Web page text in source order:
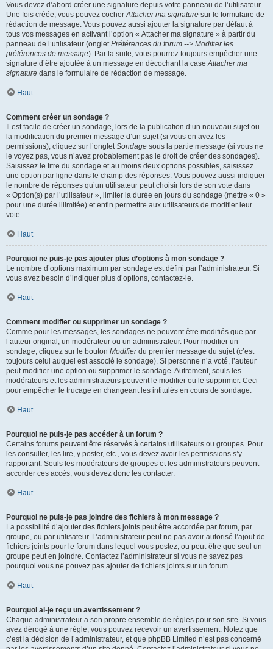
Vous devez d’abord créer une signature depuis votre panneau de l’utilisateur.
Une fois créée, vous pouvez cocherAttacher ma signature sur le formulaire de
rédaction de message. Vous pouvez aussi ajouter la signature par défaut à
tous vos messages en activant l’option « Attacher ma signature » à partir du
panneau de l’utilisateur (ongletPréférences du forum --> Modifier les
préférences de message). Par la suite, vous pourrez toujours empêcher une
signature d’être ajoutée à un message en décochant la caseAttacher ma
signature dans le formulaire de rédaction de message.
Haut
Comment créer un sondage ?
Il est facile de créer un sondage, lors de la publication d’un nouveau sujet ou
la modification du premier message d’un sujet (si vous en avez les
permissions), cliquez sur l’ongletSondage sous la partie message (si vous ne
le voyez pas, vous n’avez probablement pas le droit de créer des sondages).
Saisissez le titre du sondage et au moins deux options possibles, saisissez
une option par ligne dans le champ des réponses. Vous pouvez aussi indiquer
le nombre de réponses qu’un utilisateur peut choisir lors de son vote dans
« Option(s) par l’utilisateur », limiter la durée en jours du sondage (mettre « 0 »
pour une durée illimitée) et enfin permettre aux utilisateurs de modifier leur
vote.
Haut
Pourquoi ne puis-je pas ajouter plus d’options à mon sondage ?
Le nombre d’options maximum par sondage est défini par l’administrateur. Si
vous avez besoin d’indiquer plus d’options, contactez-le.
Haut
Comment modifier ou supprimer un sondage ?
Comme pour les messages, les sondages ne peuvent être modifiés que par
l’auteur original, un modérateur ou un administrateur. Pour modifier un
sondage, cliquez sur le bouton Modifierdu premier message du sujet (c’est
toujours celui auquel est associé le sondage). Si personne n’a voté, l’auteur
peut modifier une option ou supprimer le sondage. Autrement, seuls les
modérateurs et les administrateurs peuvent le modifier ou le supprimer. Ceci
pour empêcher le trucage en changeant les intitulés en cours de sondage.
Haut
Pourquoi ne puis-je pas accéder à un forum ?
Certains forums peuvent être réservés à certains utilisateurs ou groupes. Pour
les consulter, les lire, y poster, etc., vous devez avoir les permissions s’y
rapportant. Seuls les modérateurs de groupes et les administrateurs peuvent
accorder ces accès, vous devez donc les contacter.
Haut
Pourquoi ne puis-je pas joindre des fichiers à mon message ?
La possibilité d’ajouter des fichiers joints peut être accordée par forum, par
groupe, ou par utilisateur. L’administrateur peut ne pas avoir autorisé l’ajout de
fichiers joints pour le forum dans lequel vous postez, ou peut-être que seul un
groupe peut en joindre. Contactez l’administrateur si vous ne savez pas
pourquoi vous ne pouvez pas ajouter de fichiers joints sur un forum.
Haut
Pourquoi ai-je reçu un avertissement ?
Chaque administrateur a son propre ensemble de règles pour son site. Si vous
avez dérogé à une règle, vous pouvez recevoir un avertissement. Notez que
c’est la décision de l’administrateur, et que phpBB Limited n’est pas concerné